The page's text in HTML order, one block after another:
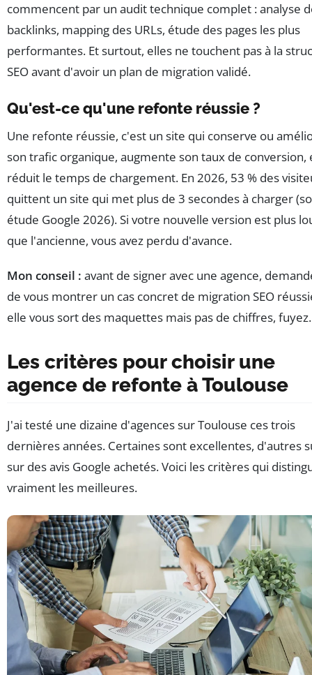
commencent par un audit technique complet : analyse
backlinks, mapping des URLs, étude des pages les plus
performantes. Et surtout, elles ne touchent pas à la
SEO avant d'avoir un plan de migration validé.
Qu'est-ce qu'une refonte réussie ?
Une refonte réussie, c'est un site qui conserve ou
son trafic organique, augmente son taux de conversion,
réduit le temps de chargement. En 2026, 53 % des
quittent un site qui met plus de 3 secondes à charger
étude Google 2026). Si votre nouvelle version est plus
que l'ancienne, vous avez perdu d'avance.
Mon conseil : avant de signer avec une agence,
de vous montrer un cas concret de migration SEO
elle vous sort des maquettes mais pas de chiffres, fuyez.
Les critères pour choisir une
agence de refonte à Toulouse
J'ai testé une dizaine d'agences sur Toulouse ces trois
dernières années. Certaines sont excellentes, d'autres
sur des avis Google achetés. Voici les critères qui
vraiment les meilleures.